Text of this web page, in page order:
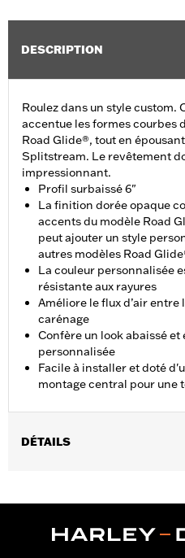
DESCRIPTION
Roulez dans un style custom.
accentue les formes courbes
Road Glide®, tout en
Splitstream. Le revêtement
impressionnant.
Profil surbaissé 6"
La finition dorée opaque
accents du modèle Road
peut ajouter un style
autres modèles Road
La couleur personnalisée
résistante aux rayures
Améliore le flux d’air entre
carénage
Confère un look abaissé
personnalisée
Facile à installer et doté
montage central pour
DÉTAILS
Instructions d’installation